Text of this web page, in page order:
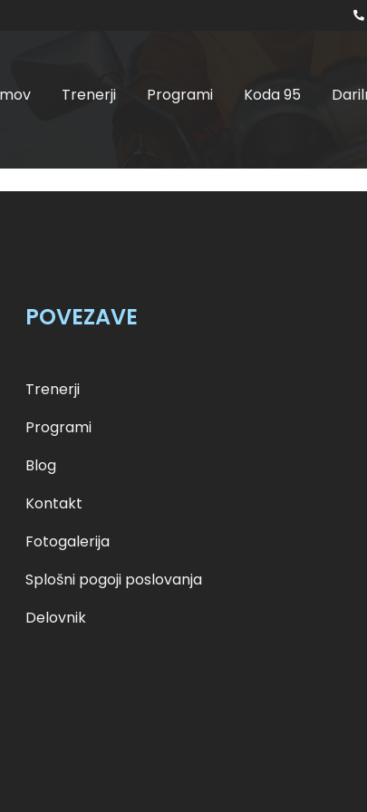
Trenerji Programi Koda 95
Motorist voznik začetnik Related products
16.04.2022 ob 9:00 – I 125,00 € Add to cart
POVEZAVE
Trenerji
Programi
Blog
Kontakt
Fotogalerija
Splošni pogoji poslovanja
Delovnik